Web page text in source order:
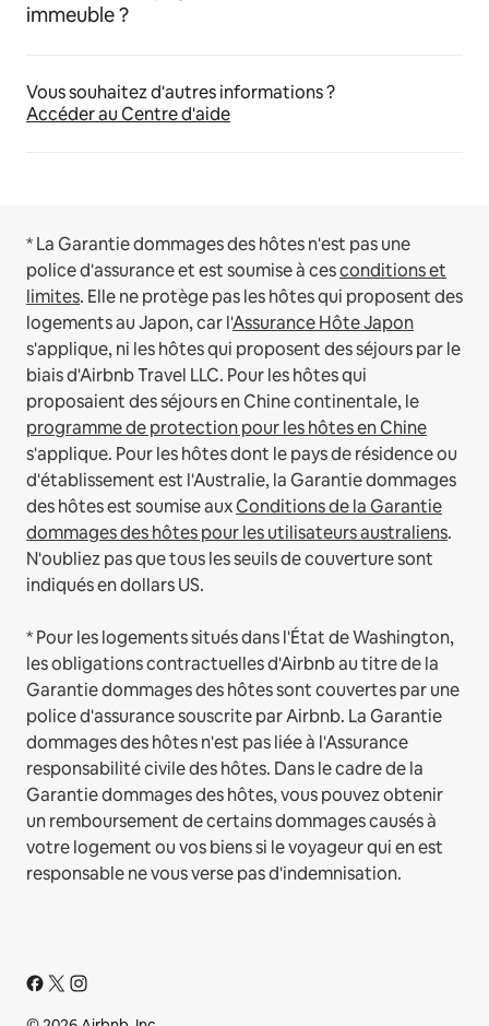
immeuble ?
Vous souhaitez d'autres informations ?
Accéder au Centre d'aide
* La Garantie dommages des hôtes n'est pas une
police d'assurance et est soumise à cesconditions et
limites. Elle ne protège pas les hôtes qui proposent des
logements au Japon, car l'Assurance Hôte Japon
s'applique, ni les hôtes qui proposent des séjours par le
biais d'Airbnb Travel LLC. Pour les hôtes qui
proposaient des séjours en Chine continentale, le
programme de protection pour les hôtes en Chine
s'applique. Pour les hôtes dont le pays de résidence ou
d'établissement est l'Australie, la Garantie dommages
des hôtes est soumise auxConditions de la Garantie
dommages des hôtes pour les utilisateurs australiens.
N'oubliez pas que tous les seuils de couverture sont
indiqués en dollars US.
* Pour les logements situés dans l'État de Washington,
les obligations contractuelles d'Airbnb au titre de la
Garantie dommages des hôtes sont couvertes par une
police d'assurance souscrite par Airbnb. La Garantie
dommages des hôtes n'est pas liée à l'Assurance
responsabilité civile des hôtes. Dans le cadre de la
Garantie dommages des hôtes, vous pouvez obtenir
un remboursement de certains dommages causés à
votre logement ou vos biens si le voyageur qui en est
responsable ne vous verse pas d'indemnisation.